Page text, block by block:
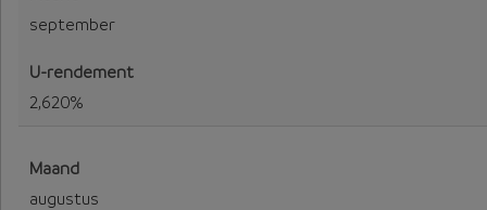
september
2,620%
augustus